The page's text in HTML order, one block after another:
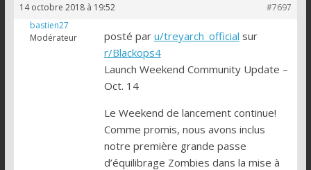
zombie
14 octobre 2018 à 19:52
#7697
bastien27
Modérateur
posté par u/treyarch_official sur
r/Blackops4
Launch Weekend Community Update –
Oct. 14
Le Weekend de lancement continue!
Comme promis, nous avons inclus
notre première grande passe
d’équilibrage Zombies dans la mise à